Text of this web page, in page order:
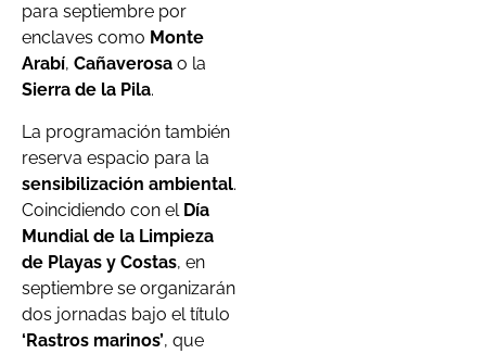
para septiembre por
enclaves como Monte
Arabí, Cañaverosa o la
Sierra de la Pila.
La programación también
reserva espacio para la
sensibilización ambiental.
Coincidiendo con el Día
Mundial de la Limpieza
de Playas y Costas, en
septiembre se organizarán
dos jornadas bajo el título
‘Rastros marinos’, que